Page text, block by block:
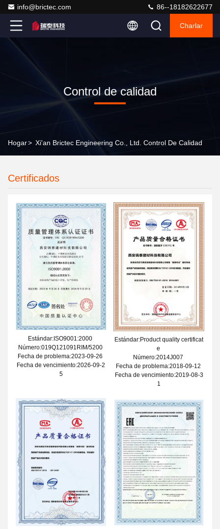
info@brictec.com 86--18182622677
Charlar
Control de calidad
Hogar> Xi'an Brictec Engineering Co., Ltd. Control De Calidad
Certificados
Estándar:ISO9001:2000
Número:019Q121091RIM/5200
Fecha de problema:2023-09-26
Fecha de vencimiento:2026-09-2
5
Estándar:Product quality certificat
e
Número:2014J007
Fecha de problema:2018-09-12
Fecha de vencimiento:2019-08-3
1